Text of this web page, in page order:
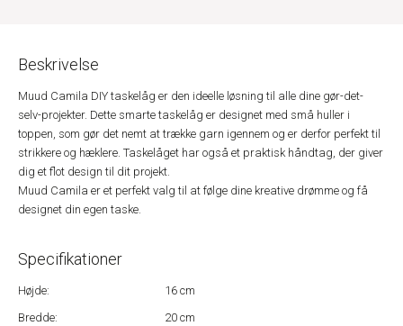
Beskrivelse
Muud Camila DIY taskelåg er den ideelle løsning til alle dine gør-det-
selv-projekter. Dette smarte taskelåg er designet med små huller i
toppen, som gør det nemt at trække garn igennem og er derfor perfekt til
strikkere og hæklere. Taskelåget har også et praktisk håndtag, der giver
dig et flot design til dit projekt.
Muud Camila er et perfekt valg til at følge dine kreative drømme og få
designet din egen taske.
Specifikationer
Højde:
16 cm
Bredde:
20 cm